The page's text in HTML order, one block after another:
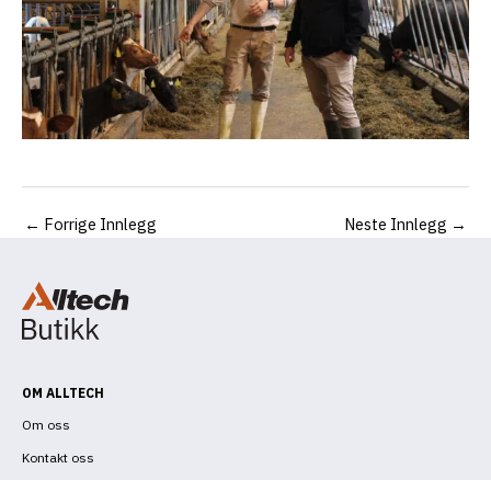
← Forrige Innlegg Neste Innlegg →
OM ALLTECH
Om oss
Kontakt oss